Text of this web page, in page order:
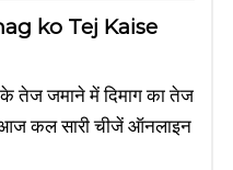
ko Tej Kaise
जमाने में दिमाग का तेज
आज कल सारी चीजें ऑनलाइन